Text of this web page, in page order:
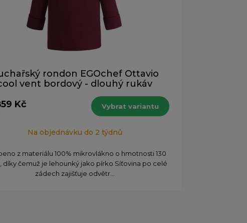
rondon EGOchef Ottavio
vent bordový - dlouhý rukáv
Kč
Vybrat variantu
Na objednávku do 2 týdnů
z materiálu 100% mikrovlákno o hmotnosti 130
díky čemuž je lehounký jako pírko Síťovina po celé
zádech zajišťuje odvětr...